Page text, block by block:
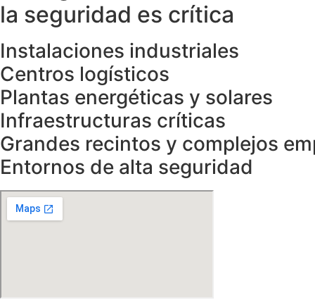
la seguridad es crítica
Instalaciones industriales
Centros logísticos
Plantas energéticas y solares
Infraestructuras críticas
Grandes recintos y complejos
Entornos de alta seguridad